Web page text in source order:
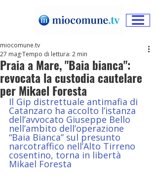
Praia a Mare, "Baia bianca":
revocata la custodia cautelare
per Mikael Foresta
miocomune.tv
27 magTempo di lettura: 2 min
Il Gip distrettuale antimafia di
Catanzaro ha accolto l’istanza
dell’avvocato Giuseppe Bello
nell’ambito dell’operazione
“Baia Bianca” sul presunto
narcotraffico nell’Alto Tirreno
cosentino, torna in libertà
Mikael Foresta